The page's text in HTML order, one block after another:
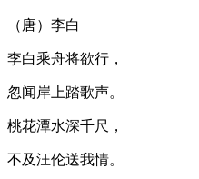
（唐）李白
李白乘舟将欲行，
忽闻岸上踏歌声。
桃花潭水深千尺，
不及汪伦送我情。